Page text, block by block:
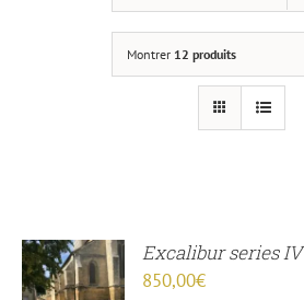
Montrer 12 produits
Excalibur series IV
850,00€